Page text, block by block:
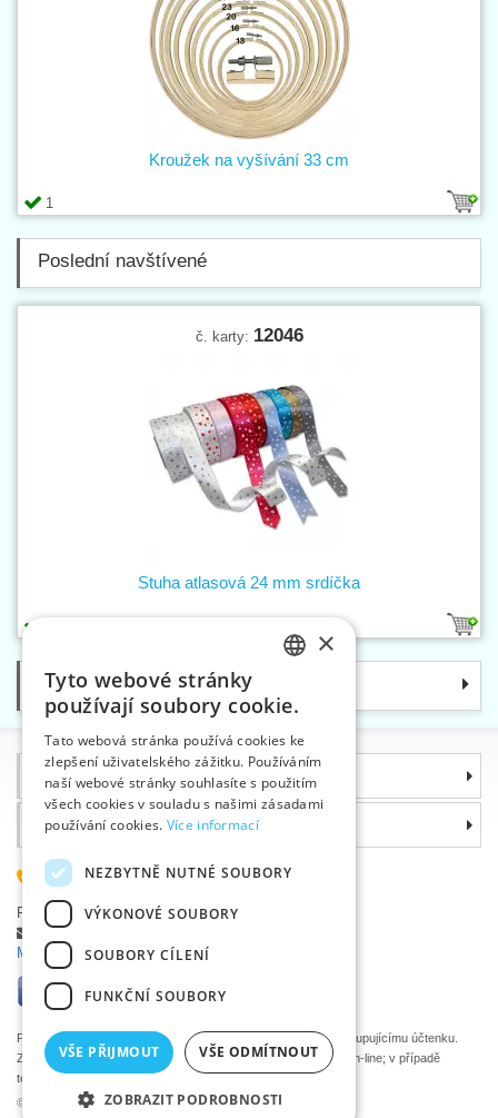
1
Kroužek na vyšívání 33 cm
Poslední navštívené
č. karty: 12046
Stuha atlasová 24 mm srdíčka
Kategorie
Informace
©2026 Velkoobchod textilní galanterie VTC a.s., Uničov
Proč si zvolit právě nás
585 051 217
Plzeňská 868, 783 91 Uničov, Česká republika
Položit dotaz
Máte problémy s přihlášením ?
Podle zákona o evidenci tržeb je prodávající povinen vystavit kupujícímu účtenku.
Zároveň je povinen zaevidovat přijatou tržbu u správce daně on-line; v případě
technického výpadku pak nejpozději do 48 hodin.
ENGLISH
GERMAN
×
Tyto webové stránky
používají soubory cookie.
Tato webová stránka používá cookies ke
zlepšení uživatelského zážitku. Používáním
naší webové stránky souhlasíte s použitím
všech cookies v souladu s našimi zásadami
používání cookies. Více informací
NEZBYTNĚ NUTNÉ SOUBORY
VÝKONOVÉ SOUBORY
SOUBORY CÍLENÍ
FUNKČNÍ SOUBORY
VŠE PŘIJMOUT VŠE ODMÍTNOUT
ZOBRAZIT PODROBNOSTI